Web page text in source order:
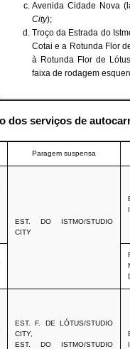
Avenida Cidade Nova
City);
Troço da Estrada do
Cotai e a Rotunda Flor
à Rotunda Flor de
faixa de rodagem
dos serviços de
Paragem suspensa
EST. DO ISTMO/STUDIO
CITY
EST. F. DE LÓTUS/STUDIO
CITY,
EST. DO ISTMO/STUDIO